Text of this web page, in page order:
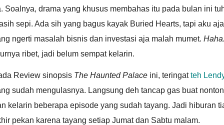
Soalnya, drama yang khusus membahas itu pada bulan ini
sepi. Ada sih yang bagus kayak Buried Hearts, tapi aku aja
ngerti masalah bisnis dan investasi aja malah mumet.
ribet, jadi belum sempat kelarin.
Review sinopsis The Haunted Palace ini, teringatteh
sudah mengulasnya. Langsung deh tancap gas buat nonton
kelarin beberapa episode yang sudah tayang. Jadi hiburan
pekan karena tayang setiap Jumat dan Sabtu malam.